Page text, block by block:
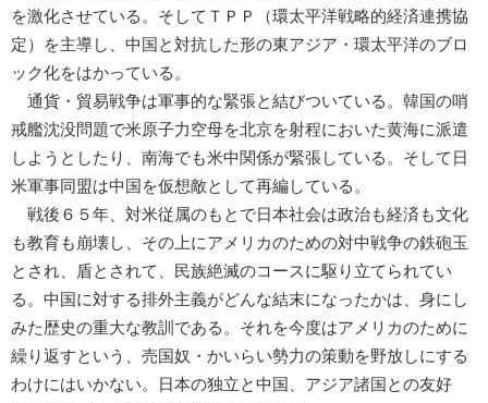
を激化させている。そしてＴＰＰ（環太平洋戦略的経済連携協
定）を主導し、中国と対抗した形の東アジア・環太平洋のブロ
ック化をはかっている。
通貨・貿易戦争は軍事的な緊張と結びついている。韓国の哨
戒艦沈没問題で米原子力空母を北京を射程においた黄海に派遣
しようとしたり、南海でも米中関係が緊張している。そして日
米軍事同盟は中国を仮想敵として再編している。
戦後６５年、対米従属のもとで日本社会は政治も経済も文化
も教育も崩壊し、その上にアメリカのための対中戦争の鉄砲玉
とされ、盾とされて、民族絶滅のコースに駆り立てられてい
る。中国に対する排外主義がどんな結末になったかは、身にし
みた歴史の重大な教訓である。それを今度はアメリカのために
繰り返すという、売国奴・かいらい勢力の策動を野放しにする
わけにはいかない。日本の独立と中国、アジア諸国との友好